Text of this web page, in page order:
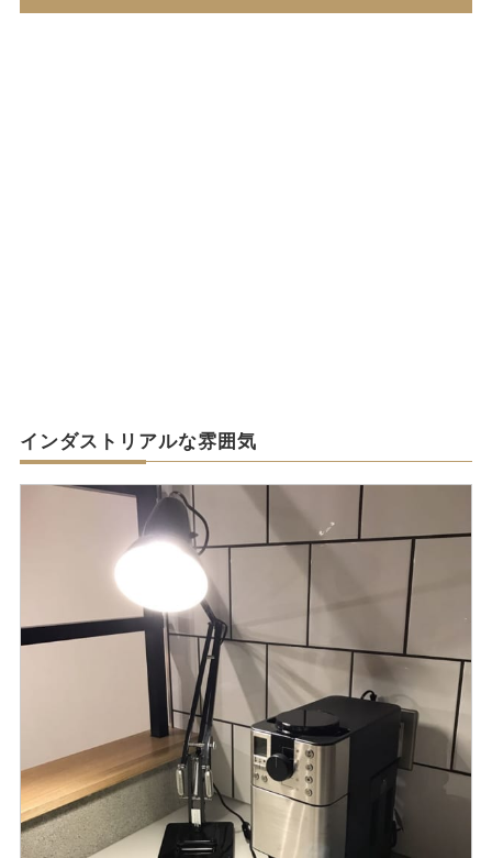
インダストリアルな雰囲気